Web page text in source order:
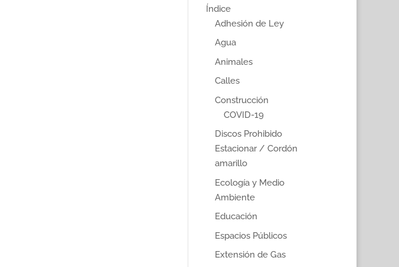
Índice
Adhesión de Ley
Agua
Animales
Calles
Construcción
COVID-19
Discos Prohibido
Estacionar / Cordón
amarillo
Ecología y Medio
Ambiente
Educación
Espacios Públicos
Extensión de Gas